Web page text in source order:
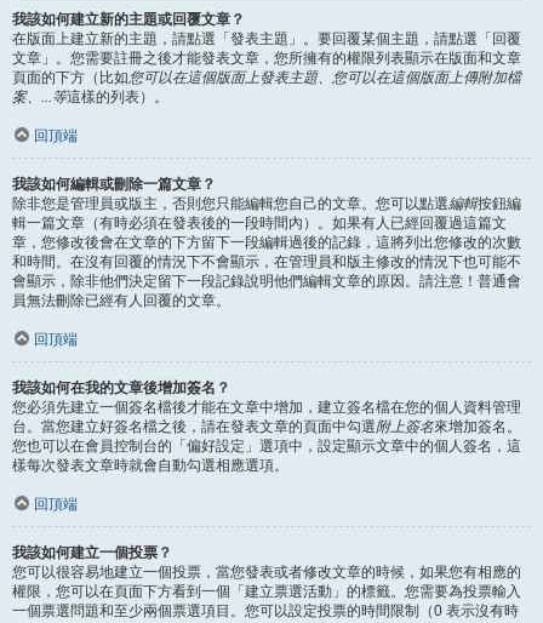
我該如何建立新的主題或回覆文章？
在版面上建立新的主題，請點選「發表主題」。要回覆某個主題，請點選「回覆
文章」。您需要註冊之後才能發表文章，您所擁有的權限列表顯示在版面和文章
頁面的下方（比如您可以在這個版面上發表主題、您可以在這個版面上傳附加檔
案、...等這樣的列表）。
回頂端
我該如何編輯或刪除一篇文章？
除非您是管理員或版主，否則您只能編輯您自己的文章。您可以點選編輯按鈕編
輯一篇文章（有時必須在發表後的一段時間內）。如果有人已經回覆過這篇文
章，您修改後會在文章的下方留下一段編輯過後的記錄，這將列出您修改的次數
和時間。在沒有回覆的情況下不會顯示，在管理員和版主修改的情況下也可能不
會顯示，除非他們決定留下一段記錄說明他們編輯文章的原因。請注意！普通會
員無法刪除已經有人回覆的文章。
回頂端
我該如何在我的文章後增加簽名？
您必須先建立一個簽名檔後才能在文章中增加，建立簽名檔在您的個人資料管理
台。當您建立好簽名檔之後，請在發表文章的頁面中勾選附上簽名來增加簽名。
您也可以在會員控制台的「偏好設定」選項中，設定顯示文章中的個人簽名，這
樣每次發表文章時就會自動勾選相應選項。
回頂端
我該如何建立一個投票？
您可以很容易地建立一個投票，當您發表或者修改文章的時候，如果您有相應的
權限，您可以在頁面下方看到一個「建立票選活動」的標籤。您需要為投票輸入
一個票選問題和至少兩個票選項目。您可以設定投票的時間限制（0 表示沒有時